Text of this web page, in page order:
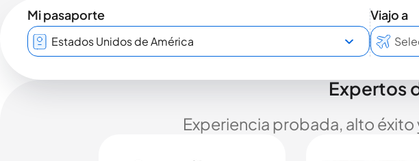
Mi pasaporte
Viajo a
Expertos
Experiencia probada, alto